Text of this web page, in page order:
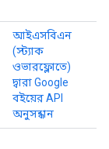
আইএসবিএন
(স্ট্যাক
ওভারফ্লোতে)
দ্বারা Google
বইয়ের API
অনুসন্ধান